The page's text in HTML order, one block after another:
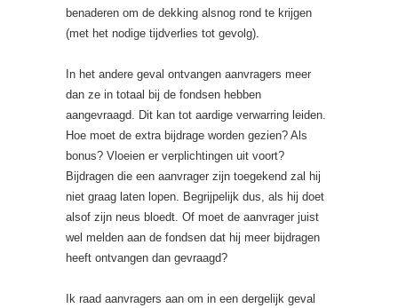
benaderen om de dekking alsnog rond te krijgen
(met het nodige tijdverlies tot gevolg).
In het andere geval ontvangen aanvragers meer
dan ze in totaal bij de fondsen hebben
aangevraagd. Dit kan tot aardige verwarring leiden.
Hoe moet de extra bijdrage worden gezien? Als
bonus? Vloeien er verplichtingen uit voort?
Bijdragen die een aanvrager zijn toegekend zal hij
niet graag laten lopen. Begrijpelijk dus, als hij doet
alsof zijn neus bloedt. Of moet de aanvrager juist
wel melden aan de fondsen dat hij meer bijdragen
heeft ontvangen dan gevraagd?
Ik raad aanvragers aan om in een dergelijk geval